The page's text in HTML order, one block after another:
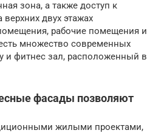
зона, а также доступ к
двух этажах
рабочие помещения и
множество современных
и фитнес зал, расположенный в
фасады позволяют
жилыми проектами,